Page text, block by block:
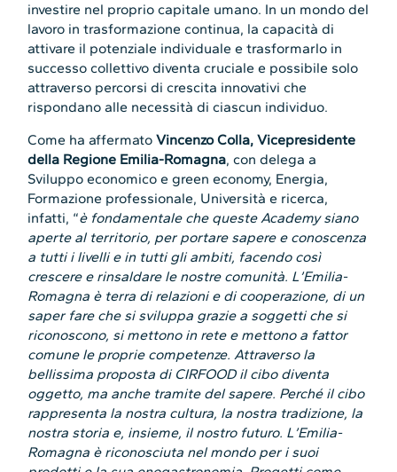
investire nel proprio capitale umano. In un mondo del
lavoro in trasformazione continua, la capacità di
attivare il potenziale individuale e trasformarlo in
successo collettivo diventa cruciale e possibile solo
attraverso percorsi di crescita innovativi che
rispondano alle necessità di ciascun individuo.
Come ha affermatoVincenzo Colla, Vicepresidente
della Regione Emilia-Romagna, con delega a
Sviluppo economico e green economy, Energia,
Formazione professionale, Università e ricerca,
infatti, “è fondamentale che queste Academy siano
aperte al territorio, per portare sapere e conoscenza
a tutti i livelli e in tutti gli ambiti, facendo così
crescere e rinsaldare le nostre comunità. L’Emilia-
Romagna è terra di relazioni e di cooperazione, di un
saper fare che si sviluppa grazie a soggetti che si
riconoscono, si mettono in rete e mettono a fattor
comune le proprie competenze. Attraverso la
bellissima proposta di CIRFOOD il cibo diventa
oggetto, ma anche tramite del sapere. Perché il cibo
rappresenta la nostra cultura, la nostra tradizione, la
nostra storia e, insieme, il nostro futuro. L’Emilia-
Romagna è riconosciuta nel mondo per i suoi